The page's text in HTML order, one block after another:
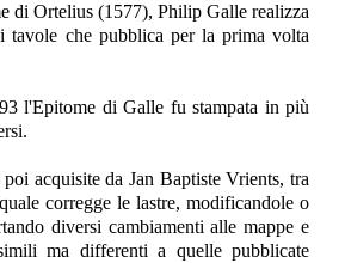
di Ortelius (1577), Philip Galle realizza
tavole che pubblica per la prima volta
l'Epitome di Galle fu stampata in più
acquisite da Jan Baptiste Vrients, tra
corregge le lastre, modificandole o
diversi cambiamenti alle mappe e
ma differenti a quelle pubblicate